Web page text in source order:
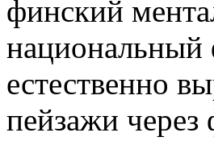
финский
национальный
естественно
пейзажи